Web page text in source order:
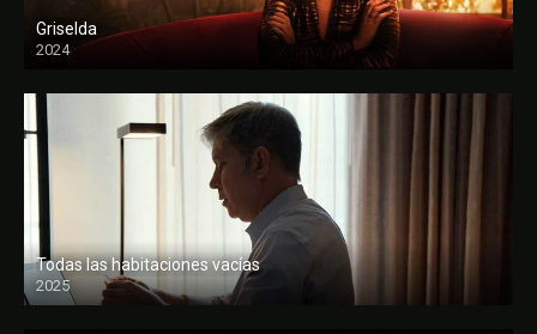
Griselda
2024
Todas las habitaciones vacías
2025
FULL HD